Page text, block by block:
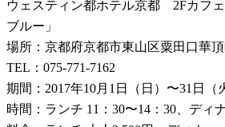
ウェスティン都ホテル京都 2Fカフ
ブルー」
場所：京都府京都市東山区粟田口華頂
TEL：075-771-7162
期間：2017年10月1日（日）〜31日（
時間：ランチ 11：30〜14：30、ディ